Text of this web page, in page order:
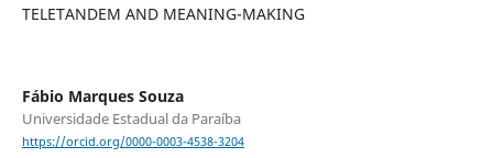
TELETANDEM AND MEANING-MAKING
Fábio Marques Souza
Universidade Estadual da Paraíba
https://orcid.org/0000-0003-4538-3204